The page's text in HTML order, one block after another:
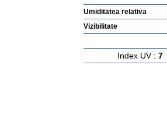
Umiditatea relativa
Vizibilitate
Index UV : 7